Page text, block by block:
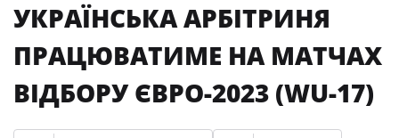
УКРАЇНСЬКА АРБІТРИНЯ
ПРАЦЮВАТИМЕ НА МАТЧАХ
ВІДБОРУ ЄВРО-2023 (WU-17)